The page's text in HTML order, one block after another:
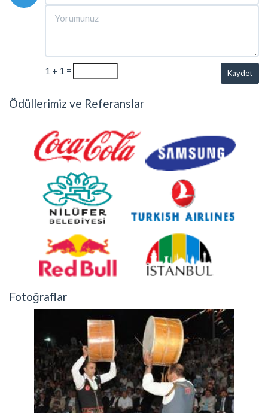
1 + 1 = Kaydet
Ödüllerimiz ve Referanslar
Fotoğraflar